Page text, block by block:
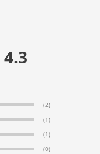
4.3
(2)
(1)
(1)
(0)